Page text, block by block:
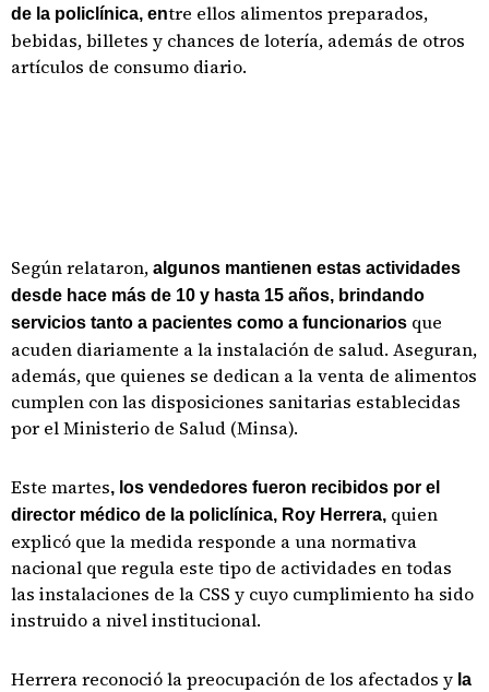
de la policlínica, entre ellos alimentos preparados,
bebidas, billetes y chances de lotería, además de otros
artículos de consumo diario.
Según relataron, algunos mantienen estas actividades
desde hace más de 10 y hasta 15 años, brindando
servicios tanto a pacientes como a funcionarios que
acuden diariamente a la instalación de salud. Aseguran,
además, que quienes se dedican a la venta de alimentos
cumplen con las disposiciones sanitarias establecidas
por el Ministerio de Salud (Minsa).
Este martes, los vendedores fueron recibidos por el
director médico de la policlínica, Roy Herrera, quien
explicó que la medida responde a una normativa
nacional que regula este tipo de actividades en todas
las instalaciones de la CSS y cuyo cumplimiento ha sido
instruido a nivel institucional.
Herrera reconoció la preocupación de los afectados y la